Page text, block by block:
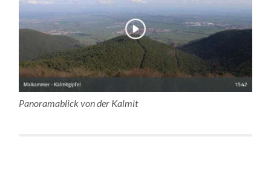
Panoramablick von der Kalmit